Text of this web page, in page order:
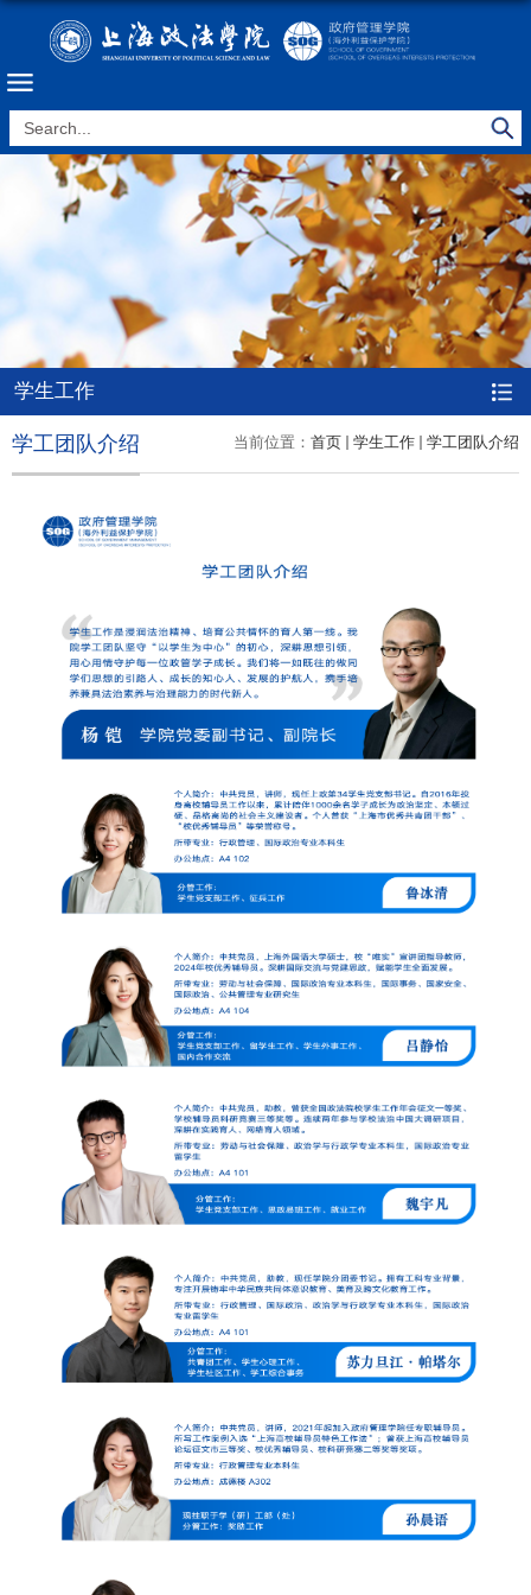
学生工作
当前位置： 首页 学生工作 学工团队介绍
学工团队介绍